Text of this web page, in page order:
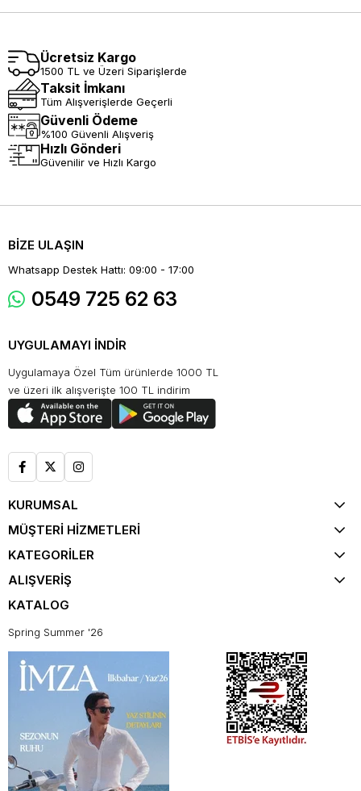
Ücretsiz Kargo
1500 TL ve Üzeri Siparişlerde
Taksit İmkanı
Tüm Alışverişlerde Geçerli
Güvenli Ödeme
%100 Güvenli Alışveriş
Hızlı Gönderi
Güvenilir ve Hızlı Kargo
BİZE ULAŞIN
Whatsapp Destek Hattı: 09:00 - 17:00
0549 725 62 63
UYGULAMAYI İNDİR
Uygulamaya Özel Tüm ürünlerde 1000 TL
ve üzeri ilk alışverişte 100 TL indirim
KURUMSAL
MÜŞTERİ HİZMETLERİ
KATEGORİLER
ALIŞVERİŞ
KATALOG
Spring Summer '26